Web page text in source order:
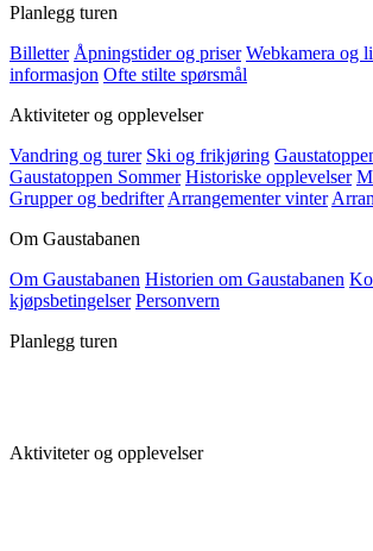
Planlegg turen
Billetter Åpningstider og priser Webkamera og
informasjon Ofte stilte spørsmål
Aktiviteter og opplevelser
Vandring og turer Ski og frikjøring
Gaustatoppen Sommer Historiske opplevelser
Grupper og bedrifter Arrangementer vinter
Om Gaustabanen
Om Gaustabanen Historien om Gaustabanen
kjøpsbetingelser Personvern
Planlegg turen
Aktiviteter og opplevelser